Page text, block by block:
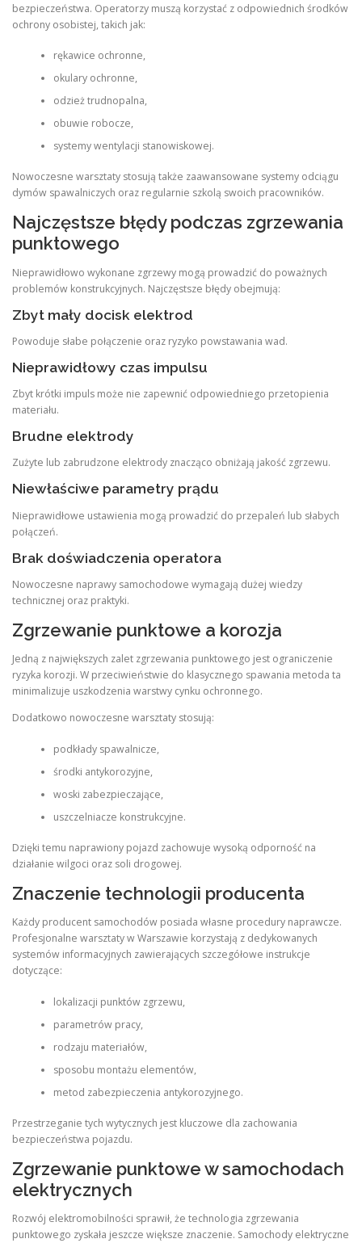
bezpieczeństwa. Operatorzy muszą korzystać z odpowiednich środków
ochrony osobistej, takich jak:
rękawice ochronne,
okulary ochronne,
odzież trudnopalna,
obuwie robocze,
systemy wentylacji stanowiskowej.
Nowoczesne warsztaty stosują także zaawansowane systemy odciągu
dymów spawalniczych oraz regularnie szkolą swoich pracowników.
Najczęstsze błędy podczas zgrzewania
punktowego
Nieprawidłowo wykonane zgrzewy mogą prowadzić do poważnych
problemów konstrukcyjnych. Najczęstsze błędy obejmują:
Zbyt mały docisk elektrod
Powoduje słabe połączenie oraz ryzyko powstawania wad.
Nieprawidłowy czas impulsu
Zbyt krótki impuls może nie zapewnić odpowiedniego przetopienia
materiału.
Brudne elektrody
Zużyte lub zabrudzone elektrody znacząco obniżają jakość zgrzewu.
Niewłaściwe parametry prądu
Nieprawidłowe ustawienia mogą prowadzić do przepaleń lub słabych
połączeń.
Brak doświadczenia operatora
Nowoczesne naprawy samochodowe wymagają dużej wiedzy
technicznej oraz praktyki.
Zgrzewanie punktowe a korozja
Jedną z największych zalet zgrzewania punktowego jest ograniczenie
ryzyka korozji. W przeciwieństwie do klasycznego spawania metoda ta
minimalizuje uszkodzenia warstwy cynku ochronnego.
Dodatkowo nowoczesne warsztaty stosują:
podkłady spawalnicze,
środki antykorozyjne,
woski zabezpieczające,
uszczelniacze konstrukcyjne.
Dzięki temu naprawiony pojazd zachowuje wysoką odporność na
działanie wilgoci oraz soli drogowej.
Znaczenie technologii producenta
Każdy producent samochodów posiada własne procedury naprawcze.
Profesjonalne warsztaty w Warszawie korzystają z dedykowanych
systemów informacyjnych zawierających szczegółowe instrukcje
dotyczące:
lokalizacji punktów zgrzewu,
parametrów pracy,
rodzaju materiałów,
sposobu montażu elementów,
metod zabezpieczenia antykorozyjnego.
Przestrzeganie tych wytycznych jest kluczowe dla zachowania
bezpieczeństwa pojazdu.
Zgrzewanie punktowe w samochodach
elektrycznych
Rozwój elektromobilności sprawił, że technologia zgrzewania
punktowego zyskała jeszcze większe znaczenie. Samochody elektryczne